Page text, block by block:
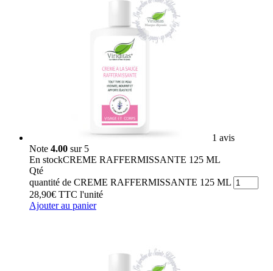
1 avis
Note 4.00 sur 5
En stockCREME RAFFERMISSANTE 125 ML
Qté
quantité de CREME RAFFERMISSANTE 125 ML
28,90€ TTC l'unité
Ajouter au panier